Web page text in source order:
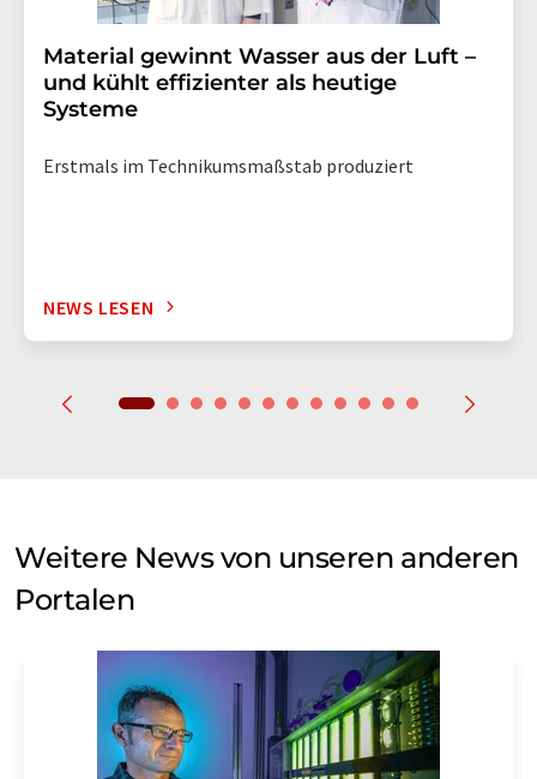
Material gewinnt Wasser aus der Luft –
und kühlt effizienter als heutige
Systeme
Erstmals im Technikumsmaßstab produziert
NEWS LESEN
Weitere News von unseren anderen
Portalen